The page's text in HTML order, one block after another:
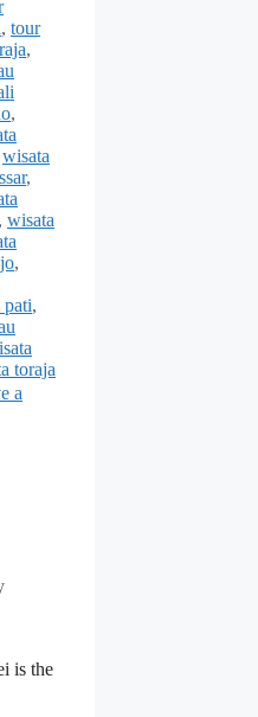
, tour
,
,
wisata
,
, wisata
,
pati,
toraja
a
is the